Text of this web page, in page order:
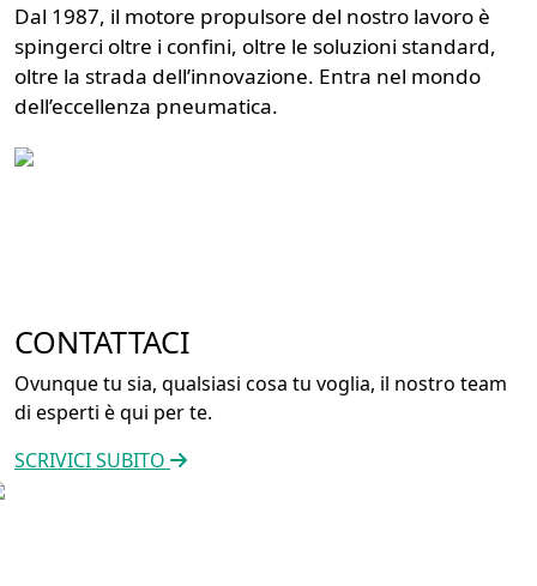
Dal 1987, il motore propulsore del nostro lavoro è
spingerci oltre i confini, oltre le soluzioni standard,
oltre la strada dell’innovazione. Entra nel mondo
dell’eccellenza pneumatica.
CONTATTACI
Ovunque tu sia, qualsiasi cosa tu voglia, il nostro team
di esperti è qui per te.
SCRIVICI SUBITO